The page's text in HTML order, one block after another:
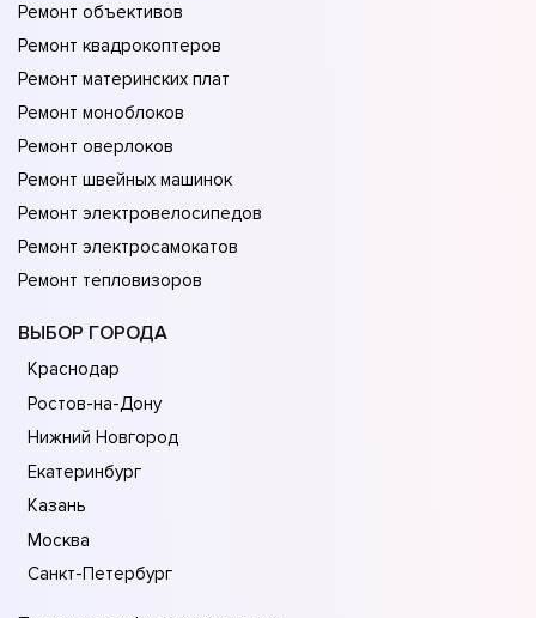
Ремонт объективов
Ремонт квадрокоптеров
Ремонт материнских плат
Ремонт моноблоков
Ремонт оверлоков
Ремонт швейных машинок
Ремонт электровелосипедов
Ремонт электросамокатов
Ремонт тепловизоров
ВЫБОР ГОРОДА
Краснодар
Ростов-на-Дону
Нижний Новгород
Екатеринбург
Казань
Москва
Санкт-Петербург